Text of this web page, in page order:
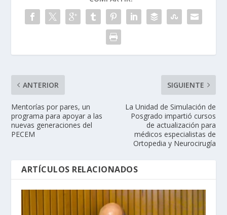
ANTERIOR
Mentorías por pares, un
programa para apoyar a las
nuevas generaciones del
PECEM
SIGUIENTE
La Unidad de Simulación de
Posgrado impartió cursos
de actualización para
médicos especialistas de
Ortopedia y Neurocirugía
ARTÍCULOS RELACIONADOS